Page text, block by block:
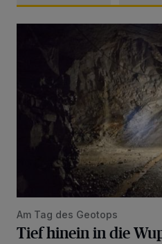
Am Tag des Geotops
Tief hinein in die